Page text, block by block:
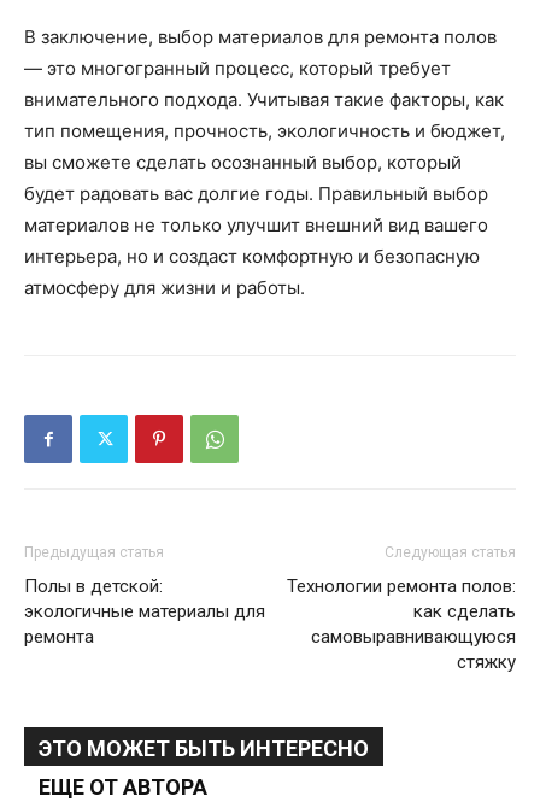
В заключение, выбор материалов для ремонта полов
— это многогранный процесс, который требует
внимательного подхода. Учитывая такие факторы, как
тип помещения, прочность, экологичность и бюджет,
вы сможете сделать осознанный выбор, который
будет радовать вас долгие годы. Правильный выбор
материалов не только улучшит внешний вид вашего
интерьера, но и создаст комфортную и безопасную
атмосферу для жизни и работы.
Предыдущая статья
Полы в детской:
экологичные материалы для
ремонта
Следующая статья
Технологии ремонта полов:
как сделать
самовыравнивающуюся
стяжку
ЭТО МОЖЕТ БЫТЬ ИНТЕРЕСНО
ЕЩЕ ОТ АВТОРА